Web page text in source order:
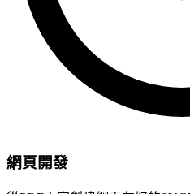
網頁開發